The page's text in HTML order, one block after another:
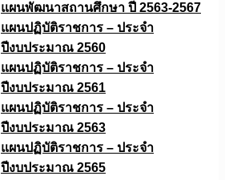
แผนพัฒนาสถานศึกษา ปี 2563-2567
แผนปฏิบัติราชการ – ประจำ
ปีงบประมาณ 2560
แผนปฏิบัติราชการ – ประจำ
ปีงบประมาณ 2561
แผนปฏิบัติราชการ – ประจำ
ปีงบประมาณ 2563
แผนปฏิบัติราชการ – ประจำ
ปีงบประมาณ 2565